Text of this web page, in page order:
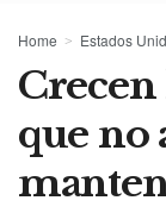
Home Estados
Crecen
que no